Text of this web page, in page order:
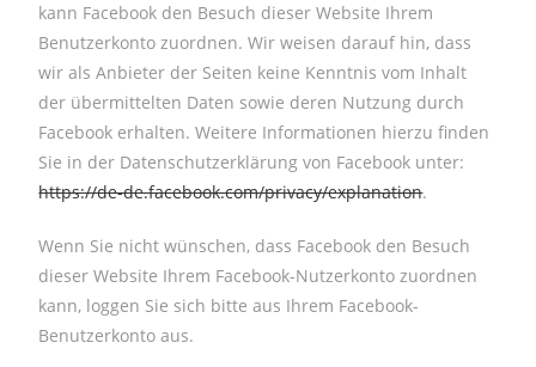
kann Facebook den Besuch dieser Website Ihrem
Benutzerkonto zuordnen. Wir weisen darauf hin, dass
wir als Anbieter der Seiten keine Kenntnis vom Inhalt
der übermittelten Daten sowie deren Nutzung durch
Facebook erhalten. Weitere Informationen hierzu finden
Sie in der Datenschutzerklärung von Facebook unter:
https://de-de.facebook.com/privacy/explanation.
Wenn Sie nicht wünschen, dass Facebook den Besuch
dieser Website Ihrem Facebook-Nutzerkonto zuordnen
kann, loggen Sie sich bitte aus Ihrem Facebook-
Benutzerkonto aus.